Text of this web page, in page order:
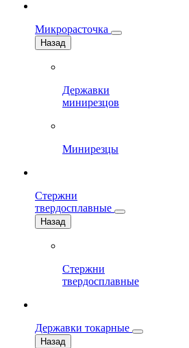
Микрорасточка
Назад
Державки
минирезцов
Минирезцы
Стержни
твердосплавные
Назад
Стержни
твердосплавные
Державки токарные
Назад